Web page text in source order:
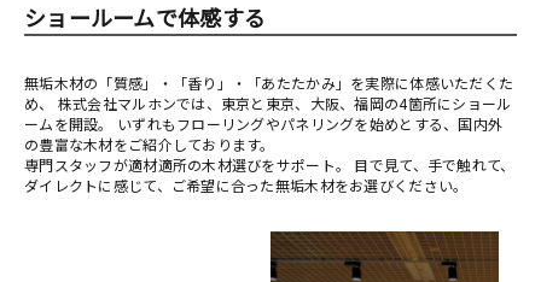
ショールームで体感する
無垢木材の「質感」・「香り」・「あたたかみ」を実際に体感いただくた
め、 株式会社マルホンでは、東京と東京、大阪、福岡の4箇所にショール
ームを開設。 いずれもフローリングやパネリングを始めとする、国内外
の豊富な木材をご紹介しております。
専門スタッフが適材適所の木材選びをサポート。 目で見て、手で触れて、
ダイレクトに感じて、ご希望に合った無垢木材をお選びください。